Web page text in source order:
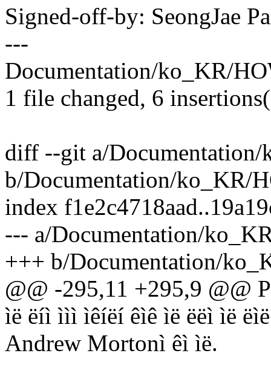
Signed-off-by: SeongJae
---
Documentation/ko_KR/
1 file changed, 6
diff --git a/
b/Documentation/ko_KR/
index
--- a/Documentation/
+++ b/Documentation/
@@ -295,11 +295,9 @@
ìë ëíì ììì ìêíëí êìê ìë ëëì ìë
Andrew Mortonì êì ìë.